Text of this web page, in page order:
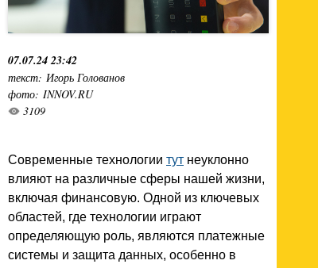
07.07.24 23:42
текст: Игорь Голованов
фото: INNOV.RU
3109
Современные технологии тут неуклонно
влияют на различные сферы нашей жизни,
включая финансовую. Одной из ключевых
областей, где технологии играют
определяющую роль, являются платежные
системы и защита данных, особенно в